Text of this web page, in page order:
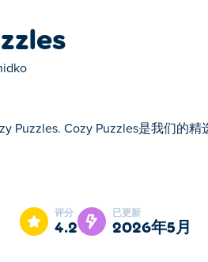
Puzzles. Cozy Puzzles是我们的精
之一。
评分
4.2
已更新
2026年5月